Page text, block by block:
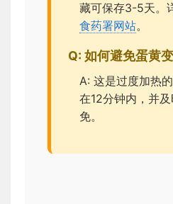
藏可保存3-5天。
食药署网站。
Q: 如何避免蛋黄
A: 这是过度加热
在12分钟内，并
免。